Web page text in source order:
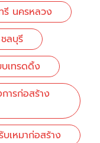
รี นครหลวง
ลบุรี
เทรดดิ้ง
ารก่อสร้าง
บเหมาก่อสร้าง